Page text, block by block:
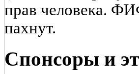
прав человека.
пахнут.
Спонсоры и